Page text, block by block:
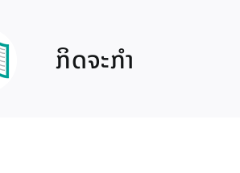
ກິດຈະກຳ